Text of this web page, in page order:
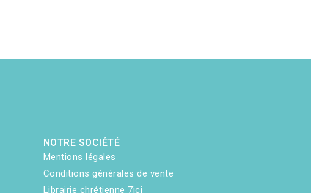
NOTRE SOCIÉTÉ
Mentions légales
Conditions générales de vente
Librairie chrétienne 7ici